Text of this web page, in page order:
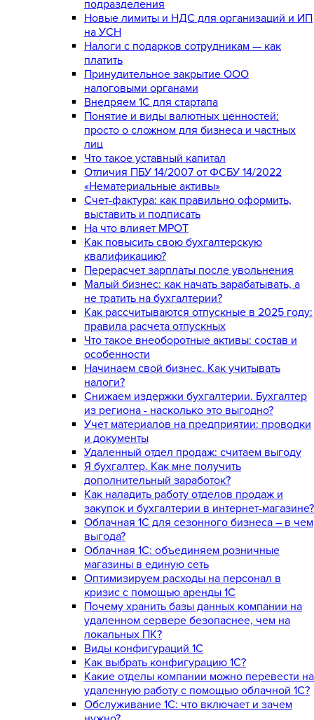
подразделения
Новые лимиты и НДС для организаций и ИП
на УСН
Налоги с подарков сотрудникам — как
платить
Принудительное закрытие ООО
налоговыми органами
Внедряем 1С для стартапа
Понятие и виды валютных ценностей:
просто о сложном для бизнеса и частных
лиц
Что такое уставный капитал
Отличия ПБУ 14/2007 от ФСБУ 14/2022
«Нематериальные активы»
Счет-фактура: как правильно оформить,
выставить и подписать
На что влияет МРОТ
Как повысить свою бухгалтерскую
квалификацию?
Перерасчет зарплаты после увольнения
Малый бизнес: как начать зарабатывать, а
не тратить на бухгалтерии?
Как рассчитываются отпускные в 2025 году:
правила расчета отпускных
Что такое внеоборотные активы: состав и
особенности
Начинаем свой бизнес. Как учитывать
налоги?
Снижаем издержки бухгалтерии. Бухгалтер
из региона - насколько это выгодно?
Учет материалов на предприятии: проводки
и документы
Удаленный отдел продаж: считаем выгоду
Я бухгалтер. Как мне получить
дополнительный заработок?
Как наладить работу отделов продаж и
закупок и бухгалтерии в интернет-магазине?
Облачная 1С для сезонного бизнеса – в чем
выгода?
Облачная 1С: объединяем розничные
магазины в единую сеть
Оптимизируем расходы на персонал в
кризис с помощью аренды 1С
Почему хранить базы данных компании на
удаленном сервере безопаснее, чем на
локальных ПК?
Виды конфигураций 1С
Как выбрать конфигурацию 1С?
Какие отделы компании можно перевести на
удаленную работу с помощью облачной 1С?
Обслуживание 1С: что включает и зачем